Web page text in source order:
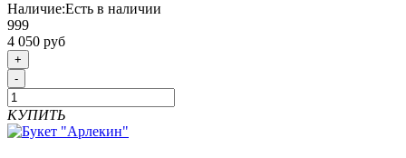
Наличие:Есть в наличии
999
4 050 руб
+
-
КУПИТЬ